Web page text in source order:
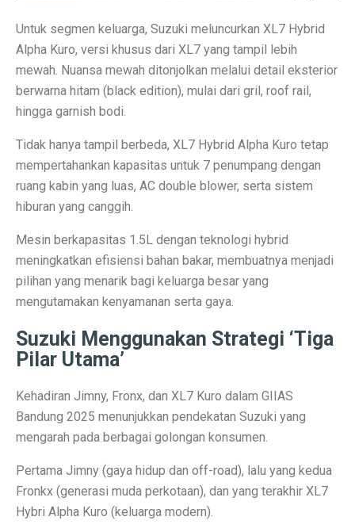
Spesifikasi dan Harga Mitsubishi Pajero Sport
Rekomendasi Teknikal Saham ASSA, ARCI, BWPT
Strategi Buffett: Kelola Uang Tanpa Rugi di 2025
Cara Jadi Jutawan ala Charlie Munger: 7 Langkah
Indeks Tabungan Konsumen Tumbuh Lemah di
Ramalan Zodiak Libra dan Scorpio 2 Oktober 2025:
Sentimen Konsumen Menurun: Indeks Kepercayaan
Ramalan Jawa: 7 Weton Siap Bawa Kekayaan di
Semua Weton Jawa Beruntung! Energi Rezeki
Cara Pintar Memilih Tenor KPR dengan Bunga
7 Jenis Pembelian yang Masih Terasa Memboroskan
Ketua Freeport Berbicara Proyeksi Produksi Katoda
Angkutan Barang Udara Menurun, Harga Tinggi Jadi
Saham Ayam Goreng Salim (FAST) Melonjak Dua
Ramalan Zodiak Aquarius dan Pisces 2 Oktober 2025:
Untuk segmen keluarga, Suzuki meluncurkan XL7 Hybrid
Alpha Kuro, versi khusus dari XL7 yang tampil lebih
mewah. Nuansa mewah ditonjolkan melalui detail eksterior
berwarna hitam (black edition), mulai dari gril, roof rail,
hingga garnish bodi.
Tidak hanya tampil berbeda, XL7 Hybrid Alpha Kuro tetap
mempertahankan kapasitas untuk 7 penumpang dengan
ruang kabin yang luas, AC double blower, serta sistem
hiburan yang canggih.
Mesin berkapasitas 1.5L dengan teknologi hybrid
meningkatkan efisiensi bahan bakar, membuatnya menjadi
pilihan yang menarik bagi keluarga besar yang
mengutamakan kenyamanan serta gaya.
Suzuki Menggunakan Strategi ‘Tiga
Pilar Utama’
Kehadiran Jimny, Fronx, dan XL7 Kuro dalam GIIAS
Bandung 2025 menunjukkan pendekatan Suzuki yang
mengarah pada berbagai golongan konsumen.
Pertama Jimny (gaya hidup dan off-road), lalu yang kedua
Fronkx (generasi muda perkotaan), dan yang terakhir XL7
Hybri Alpha Kuro (keluarga modern).